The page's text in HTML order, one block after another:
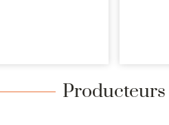
Producteurs